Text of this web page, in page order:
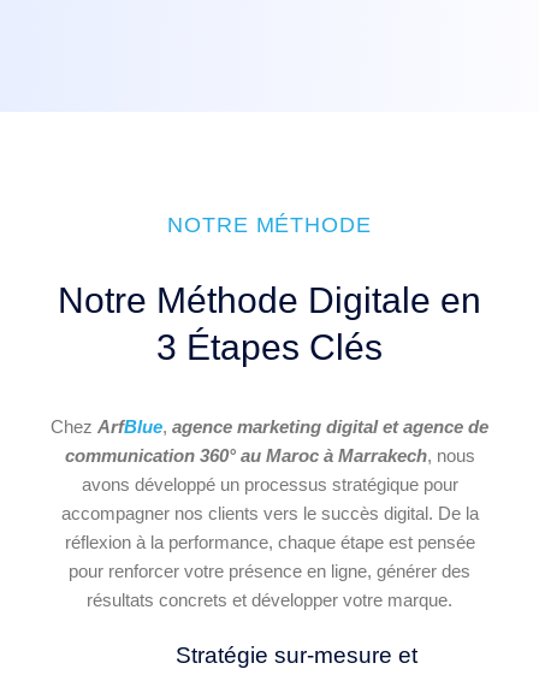
NOTRE MÉTHODE
Notre Méthode Digitale en
3 Étapes Clés
Chez ArfBlue, agence marketing digital et agence de
communication 360° au Maroc à Marrakech, nous
avons développé un processus stratégique pour
accompagner nos clients vers le succès digital. De la
réflexion à la performance, chaque étape est pensée
pour renforcer votre présence en ligne, générer des
résultats concrets et développer votre marque.
Stratégie sur-mesure et